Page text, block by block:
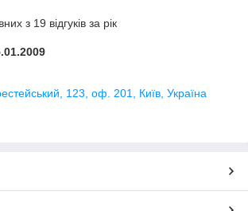
з 19 відгуків за рік
123, оф. 201, Київ, Україна